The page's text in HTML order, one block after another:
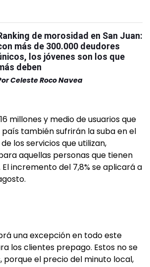
de morosidad en San Juan:
más de 300.000 deudores
los jóvenes son los que
deben
Celeste Roco Navea
millones y medio de usuarios que
también sufrirán la suba en el
los servicios que utilizan,
aquellas personas que tienen
incremento del 7,8% se aplicará a
una excepción en todo este
los clientes prepago. Estos no se
porque el precio del minuto local,